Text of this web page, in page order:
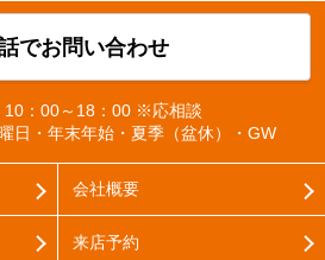
でお問い合わせ
10：00～18：00 ※応相談
日・年末年始・夏季（盆休）・GW
会社概要
来店予約